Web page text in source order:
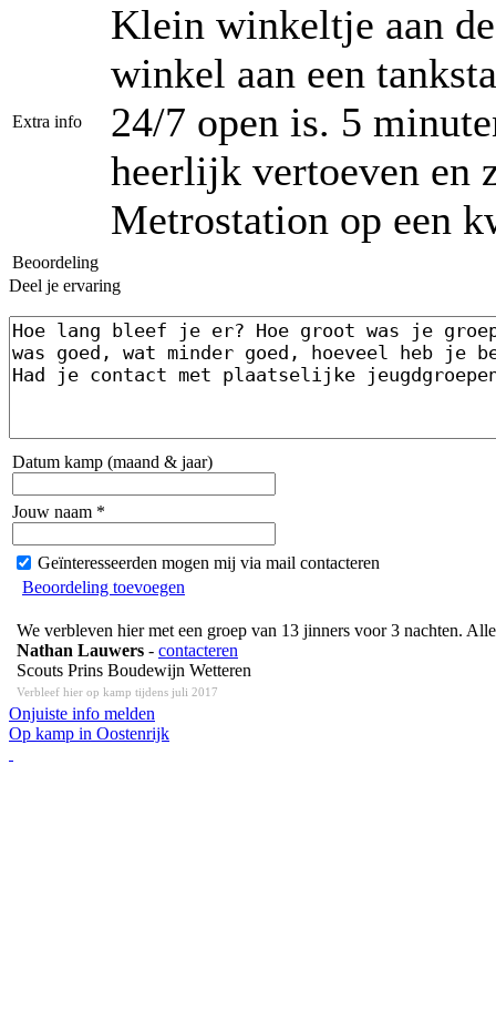
Extra info
Klein winkeltje aan
winkel aan een
24/7 open is. 5
heerlijk vertoeven en
Metrostation op een
Beoordeling
Deel je ervaring
Datum kamp (maand & jaar)
Jouw naam *
Geïnteresseerden mogen mij via mail contacteren
Beoordeling toevoegen
We verbleven hier met een groep van 13 jinners voor 3 nachten.
Nathan Lauwers - contacteren
Scouts Prins Boudewijn Wetteren
Verbleef hier op kamp tijdens juli 2017
Onjuiste info melden
Op kamp in Oostenrijk